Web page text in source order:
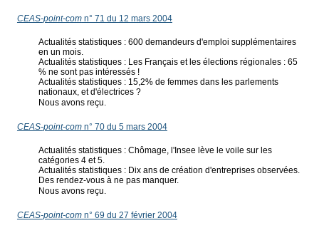
CEAS-point-comn° 71 du 12 mars 2004
Actualités statistiques : 600 demandeurs d'emploi supplémentaires
en un mois.
Actualités statistiques : Les Français et les élections régionales : 65
% ne sont pas intéressés !
Actualités statistiques : 15,2% de femmes dans les parlements
nationaux, et d'électrices ?
Nous avons reçu.
CEAS-point-comn° 70 du 5 mars 2004
Actualités statistiques : Chômage, l'Insee lève le voile sur les
catégories 4 et 5.
Actualités statistiques : Dix ans de création d'entreprises observées.
Des rendez-vous à ne pas manquer.
Nous avons reçu.
CEAS-point-comn° 69 du 27 février 2004